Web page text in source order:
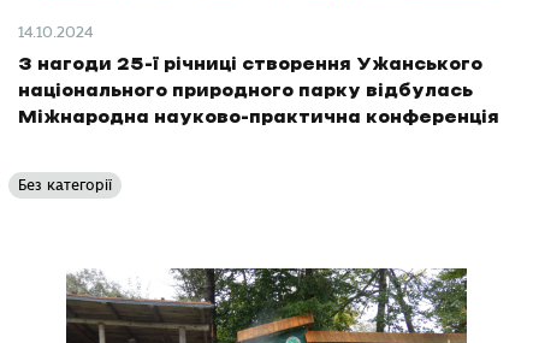
14.10.2024
З нагоди 25-ї річниці створення Ужанського
національного природного парку відбулась
Міжнародна науково-практична конференція
Без категорії